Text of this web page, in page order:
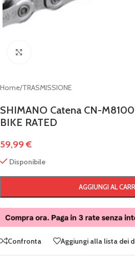
Home/TRASMISSIONE
SHIMANO Catena CN-
BIKE RATED
59,99€
Disponibile
AGGIUNGI AL
Confronta Aggiungi alla lista dei